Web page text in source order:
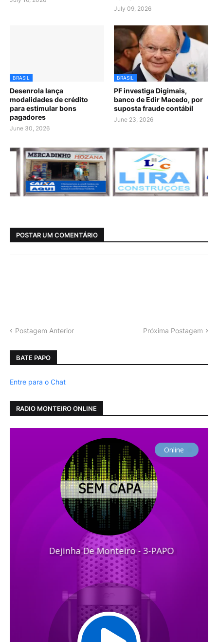
July 09, 2026
BRASIL
Desenrola lança
modalidades de crédito
para estimular bons
pagadores
June 30, 2026
BRASIL
PF investiga Digimais,
banco de Edir Macedo, por
suposta fraude contábil
June 23, 2026
POSTAR UM COMENTÁRIO
Postagem Anterior Próxima Postagem
BATE PAPO
Entre para o Chat
RADIO MONTEIRO ONLINE